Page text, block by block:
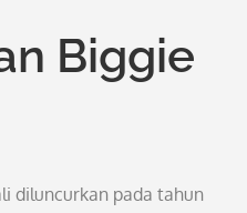
Biggie
diluncurkan pada tahun